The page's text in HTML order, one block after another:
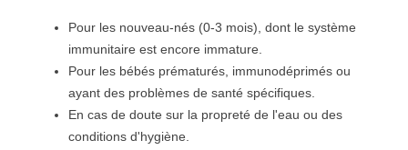
Pour les nouveau-nés (0-3 mois), dont le système
immunitaire est encore immature.
Pour les bébés prématurés, immunodéprimés ou
ayant des problèmes de santé spécifiques.
En cas de doute sur la propreté de l'eau ou des
conditions d'hygiène.